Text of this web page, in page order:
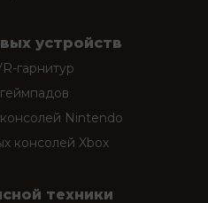
устройств
гарнитур
Nintendo
консолей Xbox
техники